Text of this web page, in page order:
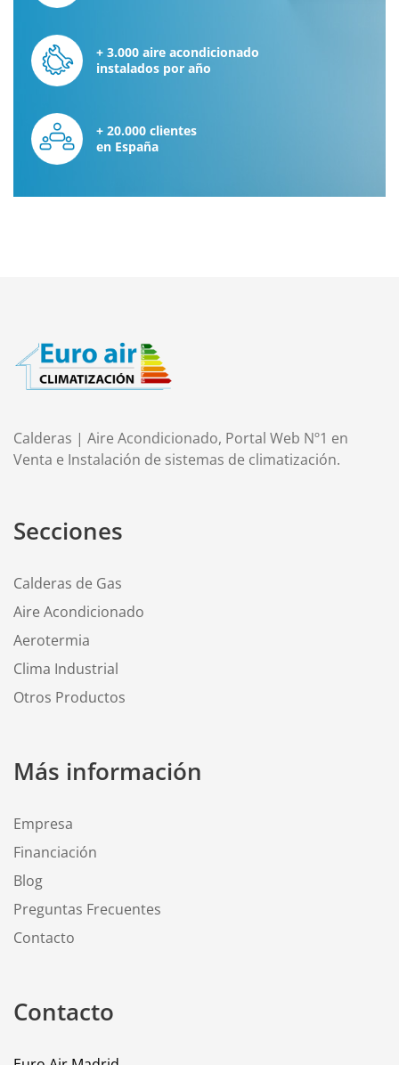
+ 3.000 aire acondicionado
instalados por año
+ 20.000 clientes
en España
Calderas | Aire Acondicionado, Portal Web Nº1 en
Venta e Instalación de sistemas de climatización.
Secciones
Calderas de Gas
Aire Acondicionado
Aerotermia
Clima Industrial
Otros Productos
Más información
Empresa
Financiación
Blog
Preguntas Frecuentes
Contacto
Contacto